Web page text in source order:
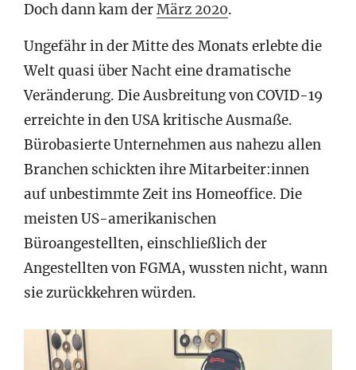
Doch dann kam derMärz 2020.
Ungefähr in der Mitte des Monats erlebte die
Welt quasi über Nacht eine dramatische
Veränderung. Die Ausbreitung von COVID-19
erreichte in den USA kritische Ausmaße.
Bürobasierte Unternehmen aus nahezu allen
Branchen schickten ihre Mitarbeiter:innen
auf unbestimmte Zeit ins Homeoffice. Die
meisten US-amerikanischen
Büroangestellten, einschließlich der
Angestellten von FGMA, wussten nicht, wann
sie zurückkehren würden.